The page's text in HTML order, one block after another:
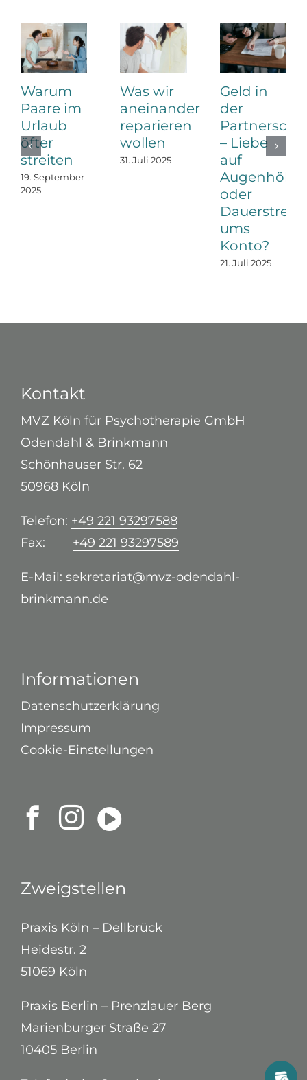
Warum
Paare im
Urlaub
öfter
streiten
19. September
2025
Was wir
aneinander
reparieren
wollen
31. Juli 2025
Geld in
der
– Liebe
auf
Augenhöhe
oder
Dauerstreit
ums
Konto?
21. Juli 2025
Kontakt
MVZ Köln für Psychotherapie GmbH
Odendahl & Brinkmann
Schönhauser Str. 62
50968 Köln
Telefon: +49 221 93297588
Fax: +49 221 93297589
E-Mail: sekretariat@mvz-odendahl-
brinkmann.de
Informationen
Datenschutzerklärung
Impressum
Cookie-Einstellungen
Zweigstellen
Praxis Köln – Dellbrück
Heidestr. 2
51069 Köln
Praxis Berlin – Prenzlauer Berg
Marienburger Straße 27
10405 Berlin